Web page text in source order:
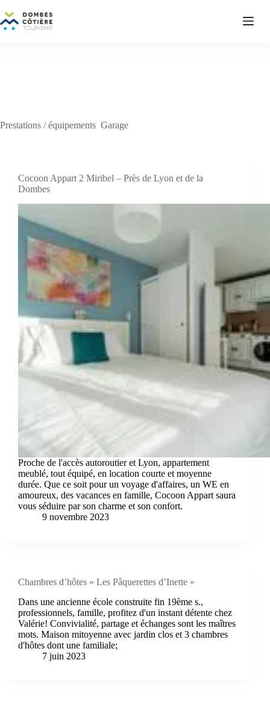
au
contenu
Prestations / équipements Garage
Cocoon Appart 2 Miribel – Près de Lyon et de la
Dombes
Proche de l'accès autoroutier et Lyon, appartement
meublé, tout équipé, en location courte et moyenne
durée. Que ce soit pour un voyage d'affaires, un WE en
amoureux, des vacances en famille, Cocoon Appart saura
vous séduire par son charme et son confort.
9 novembre 2023
Chambres d’hôtes « Les Pâquerettes d’Inette »
Dans une ancienne école construite fin 19ème s.,
professionnels, famille, profitez d'un instant détente chez
Valérie! Convivialité, partage et échanges sont les maîtres
mots. Maison mitoyenne avec jardin clos et 3 chambres
d'hôtes dont une familiale;
7 juin 2023